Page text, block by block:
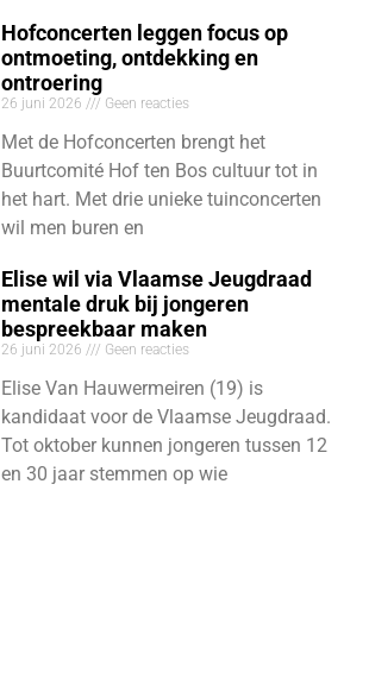
Hofconcerten leggen focus op
ontmoeting, ontdekking en
ontroering
26 juni 2026 Geen reacties
Met de Hofconcerten brengt het
Buurtcomité Hof ten Bos cultuur tot in
het hart. Met drie unieke tuinconcerten
wil men buren en
Elise wil via Vlaamse Jeugdraad
mentale druk bij jongeren
bespreekbaar maken
26 juni 2026 Geen reacties
Elise Van Hauwermeiren (19) is
kandidaat voor de Vlaamse Jeugdraad.
Tot oktober kunnen jongeren tussen 12
en 30 jaar stemmen op wie